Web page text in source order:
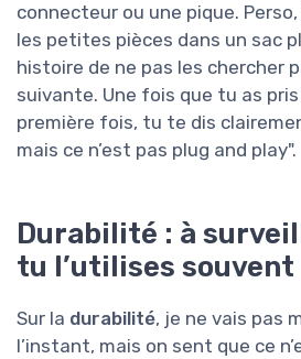
connecteur ou une pique.
les petites pièces dans un sac
histoire de ne pas les chercher
suivante. Une fois que tu as pris
première fois, tu te dis
mais ce n’est pas plug and play".
Durabilité : à
tu l’utilises souvent
Sur la durabilité, je ne vais pas
l’instant, mais on sent que ce